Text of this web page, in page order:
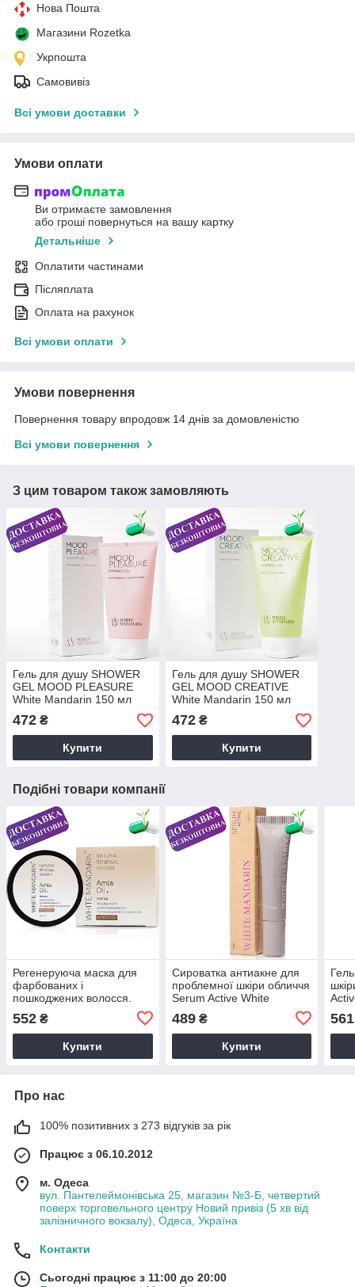
Нова Пошта
Магазини Rozetka
Укрпошта
Самовивіз
Всі умови доставки
Умови оплати
Ви отримаєте замовлення
або гроші повернуться на вашу картку
Детальніше
Оплатити частинами
Післяплата
Оплата на рахунок
Всі умови оплати
Умови повернення
Повернення товару впродовж 14 днів за домовленістю
Всі умови повернення
З цим товаром також замовляють
Гель для душу SHOWER
GEL MOOD PLEASURE
White Mandarin 150 мл
472 ₴
Купити
Гель для душу SHOWER
GEL MOOD CREATIVE
White Mandarin 150 мл
472₴
Купити
Подібні товари компанії
Регенеруюча маска для
фарбованих і
пошкоджених волосся.
Mandarin, 150 мл
552 ₴
Купити
Сироватка антиакне для
проблемної шкіри обличчя
Serum Active White
489₴
Купити
561
Про нас
100% позитивних з 273 відгуків за рік
Працює з 06.10.2012
м. Одеса
вул. Пантелеймонівська 25, магазин №3-Б, четвертий
поверх торговельного центру Новий привіз (5 хв від
залізничного вокзалу), Одеса, Україна
Контакти
Сьогодні працює з 11:00 до 20:00